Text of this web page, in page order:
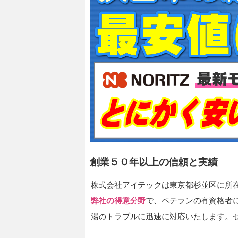
創業５０年以上の信頼と実績
株式会社アイテックは東京都杉並区に所
弊社の得意分野で、ベテランの有資格者
湯のトラブルに迅速に対応いたします。